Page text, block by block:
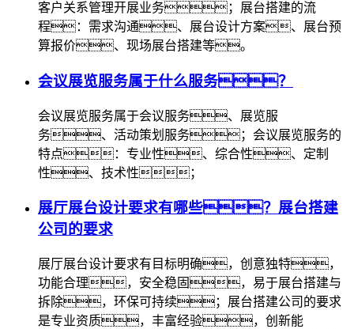
客户关系管理开展业务；展台搭建的流
程：需求沟通、展台设计方案、展台预
算报价、现场展台搭建等。
会议展览服务属于什么服务？
会议展览服务属于会议服务、展览服
务、活动策划服务；会议展览服务的
特点：专业性、综合性、定制
性、技术性；
展厅展台设计要求有哪些？展台搭建
公司的要求
展厅展台设计要求有目标明确，创意独特，
功能合理，安全稳固，易于展台搭建与
拆除，环保可持续；展台搭建公司的要求
是专业资质，丰富经验，创新能